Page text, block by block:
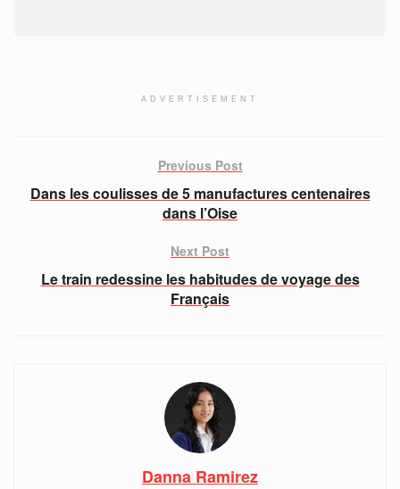
ADVERTISEMENT
Previous Post
Dans les coulisses de 5 manufactures centenaires
dans l’Oise
Next Post
Le train redessine les habitudes de voyage des
Français
Danna Ramirez